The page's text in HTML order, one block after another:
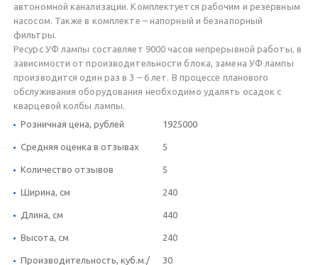
автономной канализации. Комплектуется рабочим и резервным
насосом. Также в комплекте – напорный и безнапорный
фильтры.
Ресурс УФ лампы составляет 9000 часов непрерывной работы, в
зависимости от производительности блока, замена УФ лампы
производится один раз в 3 – 6 лет. В процессе планового
обслуживания оборудования необходимо удалять осадок с
кварцевой колбы лампы.
Розничная цена, рублей
1925000
Средняя оценка в отзывах 5
Количество отзывов 5
Ширина, см 240
Длина, см 440
Высота, см 240
Производительность, куб.м./
30